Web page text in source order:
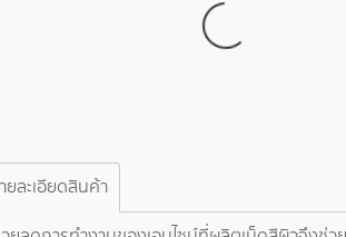
ยละเอียดสินค้า